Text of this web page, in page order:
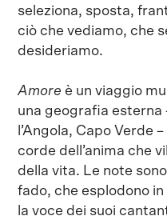
seleziona, sposta,
ciò che vediamo, che
desideriamo.
Amore è un viaggio
una geografia esterna
l’Angola, Capo Verde
corde dell’anima che
della vita. Le note
fado, che esplodono
la voce dei suoi